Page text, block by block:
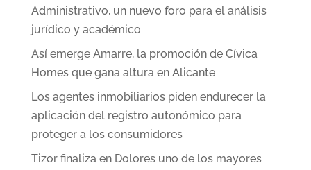
Administrativo, un nuevo foro para el análisis
jurídico y académico
Así emerge Amarre, la promoción de Cívica
Homes que gana altura en Alicante
Los agentes inmobiliarios piden endurecer la
aplicación del registro autonómico para
proteger a los consumidores
Tizor finaliza en Dolores uno de los mayores